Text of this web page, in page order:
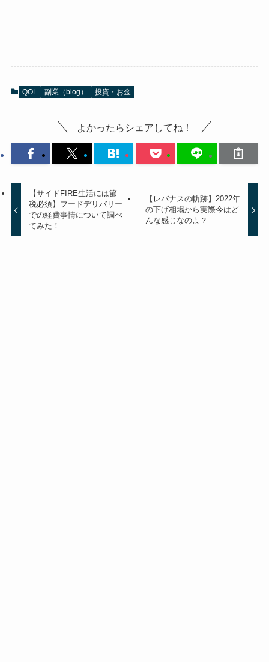
QOL 副業（blog） 投資・お金
よかったらシェアしてね！
【サイドFIRE生活には節
税必須】フードデリバリー
での経費事情について調べ
てみた！
【レバナスの軌跡】2022年
の下げ相場から実際今はど
んな感じなのよ？